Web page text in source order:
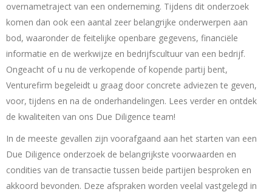
overnametraject van een onderneming. Tijdens dit onderzoek
komen dan ook een aantal zeer belangrijke onderwerpen aan
bod, waaronder de feitelijke openbare gegevens, financiële
informatie en de werkwijze en bedrijfscultuur van een bedrijf.
Ongeacht of u nu de verkopende of kopende partij bent,
Venturefirm begeleidt u graag door concrete adviezen te geven,
voor, tijdens en na de onderhandelingen. Lees verder en ontdek
de kwaliteiten van ons Due Diligence team!
In de meeste gevallen zijn voorafgaand aan het starten van een
Due Diligence onderzoek de belangrijkste voorwaarden en
condities van de transactie tussen beide partijen besproken en
akkoord bevonden. Deze afspraken worden veelal vastgelegd in